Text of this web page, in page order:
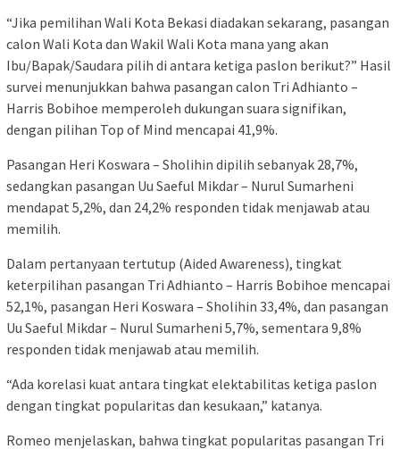
“Jika pemilihan Wali Kota Bekasi diadakan sekarang, pasangan
calon Wali Kota dan Wakil Wali Kota mana yang akan
Ibu/Bapak/Saudara pilih di antara ketiga paslon berikut?” Hasil
survei menunjukkan bahwa pasangan calon Tri Adhianto –
Harris Bobihoe memperoleh dukungan suara signifikan,
dengan pilihan Top of Mind mencapai 41,9%.
Pasangan Heri Koswara – Sholihin dipilih sebanyak 28,7%,
sedangkan pasangan Uu Saeful Mikdar – Nurul Sumarheni
mendapat 5,2%, dan 24,2% responden tidak menjawab atau
memilih.
Dalam pertanyaan tertutup (Aided Awareness), tingkat
keterpilihan pasangan Tri Adhianto – Harris Bobihoe mencapai
52,1%, pasangan Heri Koswara – Sholihin 33,4%, dan pasangan
Uu Saeful Mikdar – Nurul Sumarheni 5,7%, sementara 9,8%
responden tidak menjawab atau memilih.
“Ada korelasi kuat antara tingkat elektabilitas ketiga paslon
dengan tingkat popularitas dan kesukaan,” katanya.
Romeo menjelaskan, bahwa tingkat popularitas pasangan Tri